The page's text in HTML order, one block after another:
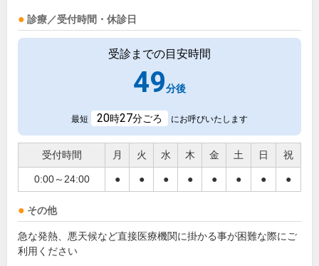
診療／受付時間・休診日
受診までの目安時間
49分後
最短 20時27分ごろ にお呼びいたします
受付時間 月 火 水 木 金 土 日 祝
0:00～24:00 ● ● ● ● ● ● ● ●
その他
急な発熱、悪天候など直接医療機関に掛かる事が困難な際にご
利用ください